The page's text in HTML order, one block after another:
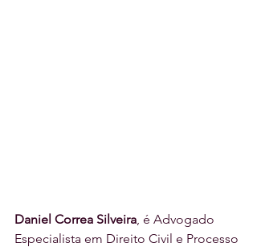
Daniel Correa Silveira , é Advogado
Especialista em Direito Civil e Processo